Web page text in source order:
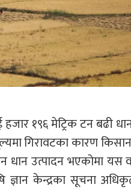
१९६ मेट्रिक टन बढी
गिरावटका कारण
उत्पादन भएकोमा यस
केन्द्रका सूचना